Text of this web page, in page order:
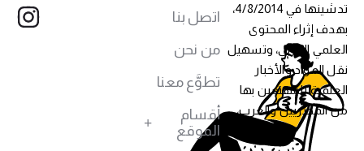
تدشينها في 4/8/2014،
بهدف إثراء المحتوى
العلمي العربي، وتسهيل
نقل المواد والأخبار
العلمية للمهتمين بها
من المصريين والعرب،
اتصل بنا
من نحن
تطوَّع معنا
أقسام
الموقع